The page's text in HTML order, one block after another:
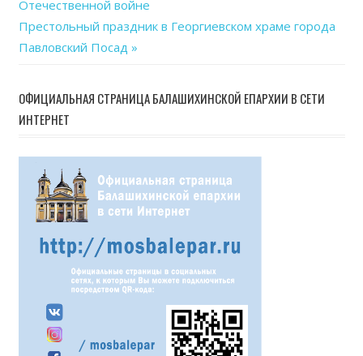
по
записям
Отечественной войне
Next
Post:
Престольный праздник в Георгиевском храме города
Павловский Посад
ОФИЦИАЛЬНАЯ СТРАНИЦА БАЛАШИХИНСКОЙ ЕПАРХИИ В СЕТИ
ИНТЕРНЕТ